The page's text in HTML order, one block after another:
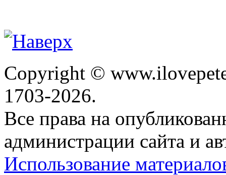
Copyright ©
1703-2026.
Все права на
администрации сайта и
Использование